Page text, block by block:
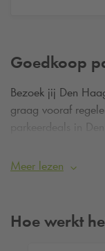
Goedkoop
Bezoek jij Den
graag vooraf
parkeerdeals in
vooraf te reserveren.
Goedkope
reserveren
Meer lezen
Hoe werkt